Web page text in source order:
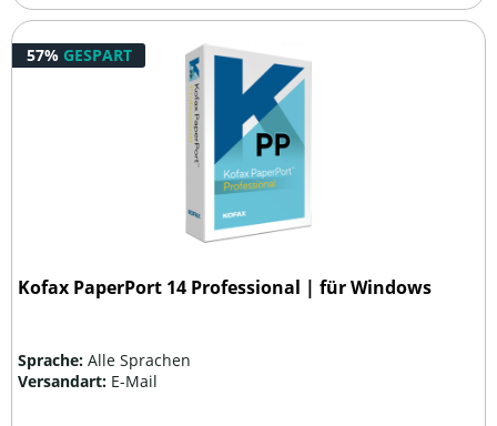
57% GESPART
Kofax PaperPort 14 Professional | für Windows
Sprache:Alle Sprachen
Versandart: E-Mail